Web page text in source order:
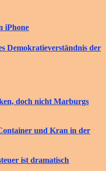
iPhone
Demokratieverständnis der
doch nicht Marburgs
und Kran in der
ist dramatisch